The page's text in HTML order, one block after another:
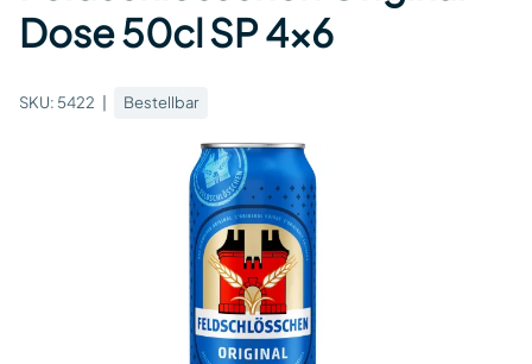
Dose 50cl SP 4x6
SKU: 5422 Bestellbar